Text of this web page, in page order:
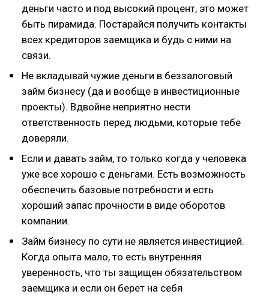
деньги часто и под высокий процент, это может
быть пирамида. Постарайся получить контакты
всех кредиторов заемщика и будь с ними на
связи.
Не вкладывай чужие деньги в беззалоговый
займ бизнесу (да и вообще в инвестиционные
проекты). Вдвойне неприятно нести
ответственность перед людьми, которые тебе
доверяли.
Если и давать займ, то только когда у человека
уже все хорошо с деньгами. Есть возможность
обеспечить базовые потребности и есть
хороший запас прочности в виде оборотов
компании.
Займ бизнесу по сути не является инвестицией.
Когда опыта мало, то есть внутренняя
уверенность, что ты защищен обязательством
заемщика и если он берет на себя